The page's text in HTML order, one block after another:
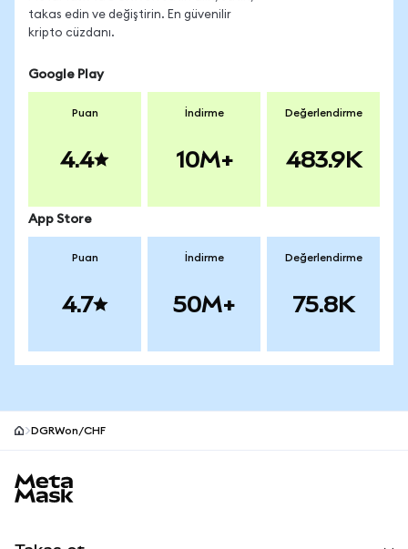
takas edin ve değiştirin. En güvenilir
kripto cüzdanı.
Google Play
Puan
4.4
İndirme
10M+
Değerlendirme
483.9K
App Store
Puan
4.7
İndirme
50M+
Değerlendirme
75.8K
DGRWon/CHF